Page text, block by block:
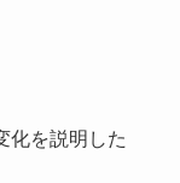
化を説明した